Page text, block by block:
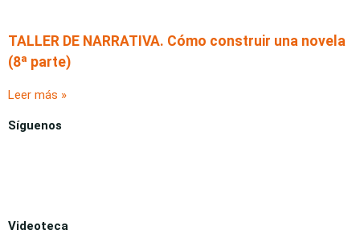
TALLER DE NARRATIVA. Cómo construir una novela
(8ª parte)
Leer más »
Síguenos
Videoteca